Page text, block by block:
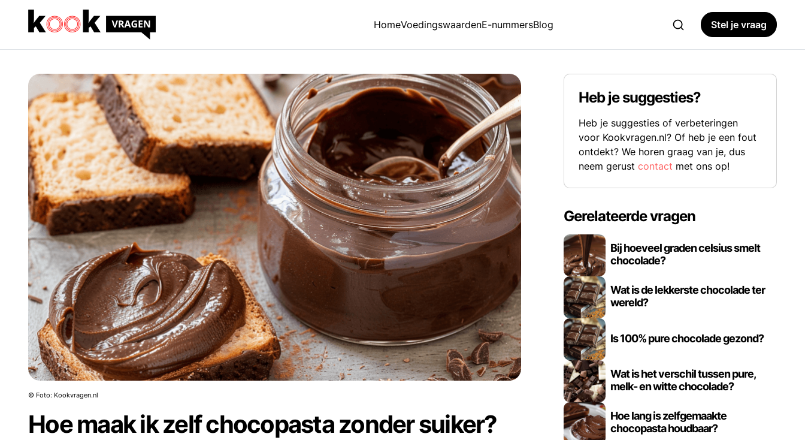
HomeVoedingswaardenE-nummersBlog Stel je vraag
© Foto: Kookvragen.nl
Hoe maak ik zelf chocopasta zonder suiker?
Heb je suggesties?
Heb je suggesties of verbeteringen
voor Kookvragen.nl? Of heb je een fout
ontdekt? We horen graag van je, dus
neem gerustcontact met ons op!
Gerelateerde vragen
Bij hoeveel graden celsius smelt
chocolade?
Wat is de lekkerste chocolade ter
wereld?
Is 100% pure chocolade gezond?
Wat is het verschil tussen pure,
melk- en witte chocolade?
Hoe lang is zelfgemaakte
chocopasta houdbaar?